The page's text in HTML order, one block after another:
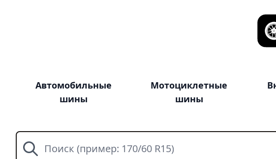
Автомобильные
шины
Мотоциклетные
шины
Поиск